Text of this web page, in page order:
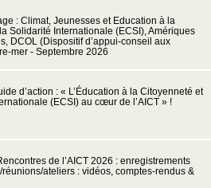
: Climat, Jeunesses et Education à la
Solidarité Internationale (ECSI), Amériques
DCOL (Dispositif d’appui-conseil aux
mer - Septembre 2026
d’action : « L’Éducation à la Citoyenneté et
(ECSI) au cœur de l’AICT » !
de l’AICT 2026 : enregistrements
ateliers : vidéos, comptes-rendus &